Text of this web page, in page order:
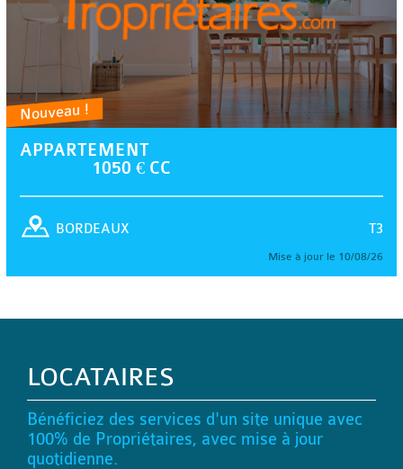
Nouveau !
APPARTEMENT
1050 € CC
T3
BORDEAUX
Mise à jour le 10/08/26
LOCATAIRES
Bénéficiez des services d'un site unique avec
100% de Propriétaires, avec mise à jour
quotidienne.